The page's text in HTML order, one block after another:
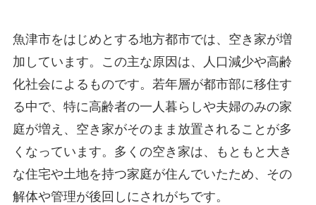
魚津市をはじめとする地方都市では、空き家が増
加しています。この主な原因は、人口減少や高齢
化社会によるものです。若年層が都市部に移住す
る中で、特に高齢者の一人暮らしや夫婦のみの家
庭が増え、空き家がそのまま放置されることが多
くなっています。多くの空き家は、もともと大き
な住宅や土地を持つ家庭が住んでいたため、その
解体や管理が後回しにされがちです。